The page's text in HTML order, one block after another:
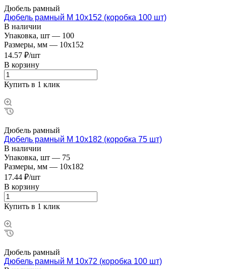
Дюбель рамный
Дюбель рамный М 10х152 (коробка 100 шт)
В наличии
Упаковка, шт — 100
Размеры, мм — 10x152
14.57 ₽/шт
В корзину
Купить в 1 клик
Дюбель рамный
Дюбель рамный М 10х182 (коробка 75 шт)
В наличии
Упаковка, шт — 75
Размеры, мм — 10x182
17.44 ₽/шт
В корзину
Купить в 1 клик
Дюбель рамный
Дюбель рамный М 10х72 (коробка 100 шт)